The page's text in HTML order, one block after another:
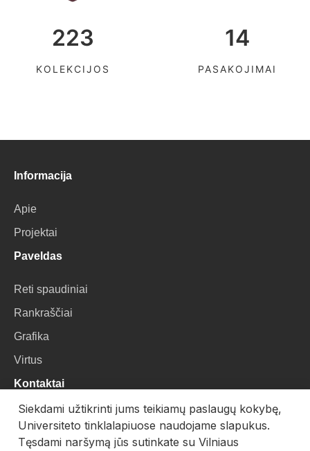
223
KOLEKCIJOS
14
PASAKOJIMAI
Informacija
Apie
Projektai
Paveldas
Reti spaudiniai
Rankraščiai
Grafika
Virtus
Kontaktai
VU Biblioteka
Universiteto g. 3, LT-01122, Vilnius
Siekdami užtikrinti jums teikiamų paslaugų kokybę,
Universiteto tinklalapiuose naudojame slapukus.
Tęsdami naršymą jūs sutinkate su Vilniaus